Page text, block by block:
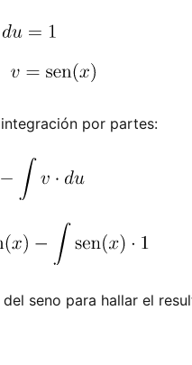
por partes:
seno para hallar el